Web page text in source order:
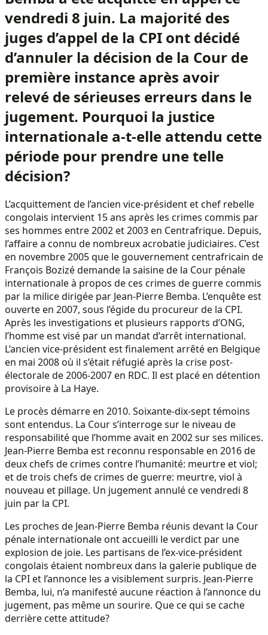
vendredi 8 juin. La majorité des
juges d’appel de la CPI ont décidé
d’annuler la décision de la Cour de
première instance après avoir
relevé de sérieuses erreurs dans le
jugement. Pourquoi la justice
internationale a-t-elle attendu cette
période pour prendre une telle
décision?
L’acquittement de l’ancien vice-président et chef rebelle
congolais intervient 15 ans après les crimes commis par
ses hommes entre 2002 et 2003 en Centrafrique. Depuis,
l’affaire a connu de nombreux acrobatie judiciaires. C’est
en novembre 2005 que le gouvernement centrafricain de
François Bozizé demande la saisine de la Cour pénale
internationale à propos de ces crimes de guerre commis
par la milice dirigée par Jean-Pierre Bemba. L’enquête est
ouverte en 2007, sous l’égide du procureur de la CPI.
Après les investigations et plusieurs rapports d’ONG,
l’homme est visé par un mandat d’arrêt international.
L’ancien vice-président est finalement arrêté en Belgique
en mai 2008 où il s’était réfugié après la crise post-
électorale de 2006-2007 en RDC. Il est placé en détention
provisoire à La Haye.
Le procès démarre en 2010. Soixante-dix-sept témoins
sont entendus. La Cour s’interroge sur le niveau de
responsabilité que l’homme avait en 2002 sur ses milices.
Jean-Pierre Bemba est reconnu responsable en 2016 de
deux chefs de crimes contre l’humanité: meurtre et viol;
et de trois chefs de crimes de guerre: meurtre, viol à
nouveau et pillage. Un jugement annulé ce vendredi 8
juin par la CPI.
Les proches de Jean-Pierre Bemba réunis devant la Cour
pénale internationale ont accueilli le verdict par une
explosion de joie. Les partisans de l’ex-vice-président
congolais étaient nombreux dans la galerie publique de
la CPI et l’annonce les a visiblement surpris. Jean-Pierre
Bemba, lui, n’a manifesté aucune réaction à l’annonce du
jugement, pas même un sourire. Que ce qui se cache
derrière cette attitude?